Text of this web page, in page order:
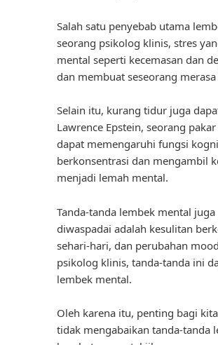
Salah satu penyebab utama
seorang psikolog klinis, stres
mental seperti kecemasan dan
dan membuat seseorang
Selain itu, kurang tidur juga
Lawrence Epstein, seorang
dapat memengaruhi fungsi
berkonsentrasi dan mengambil
menjadi lemah mental.
Tanda-tanda lembek mental
diwaspadai adalah kesulitan
sehari-hari, dan perubahan
psikolog klinis, tanda-tanda ini
lembek mental.
Oleh karena itu, penting bagi
tidak mengabaikan tanda-tanda